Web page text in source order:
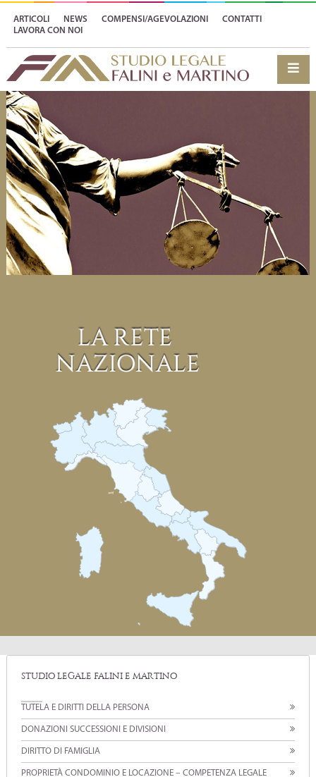
ARTICOLI NEWS COMPENSI/AGEVOLAZIONI
CONTATTI
LAVORA CON NOI
STUDIO LEGALE FALINI E MARTINO
TUTELA E DIRITTI DELLA PERSONA
DONAZIONI SUCCESSIONI E DIVISIONI
DIRITTO DI FAMIGLIA
PROPRIETÀ CONDOMINIO E LOCAZIONE – COMPETENZA LEGALE